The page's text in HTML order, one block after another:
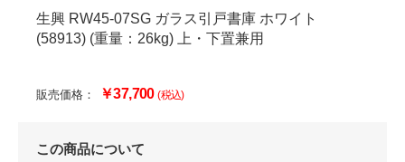
生興 RW45-07SG ガラス引戸書庫 ホワイト
(58913) (重量：26kg) 上・下置兼用
販売価格： ￥37,700(税込)
この商品について